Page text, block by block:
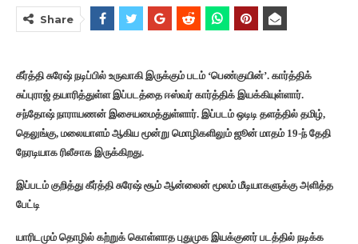
Share
கீர்த்தி சுரேஷ் நடிப்பில் உருவாகி இருக்கும் படம் ‘பெண்குயின்’. கார்த்திக்
சுப்புராஜ் தயாரித்துள்ள இப்படத்தை ஈஸ்வர் கார்த்திக் இயக்கியுள்ளார்.
சந்தோஷ் நாராயணன் இசையமைத்துள்ளார். இப்படம் ஒடிடி தளத்தில் தமிழ்,
தெலுங்கு, மலையாளம் ஆகிய மூன்று மொழிகளிலும் ஜூன் மாதம் 19-ந் தேதி
நேரடியாக ரிலீசாக இருக்கிறது.
இப்படம் குறித்து கீர்த்தி சுரேஷ் சூம் ஆன்லைன் மூலம் மீடியாகளுக்கு அளித்த
பேட்டி
யாரிடமும் தொழில் கற்றுக் கொள்ளாத புதுமுக இயக்குனர் படத்தில் நடிக்க